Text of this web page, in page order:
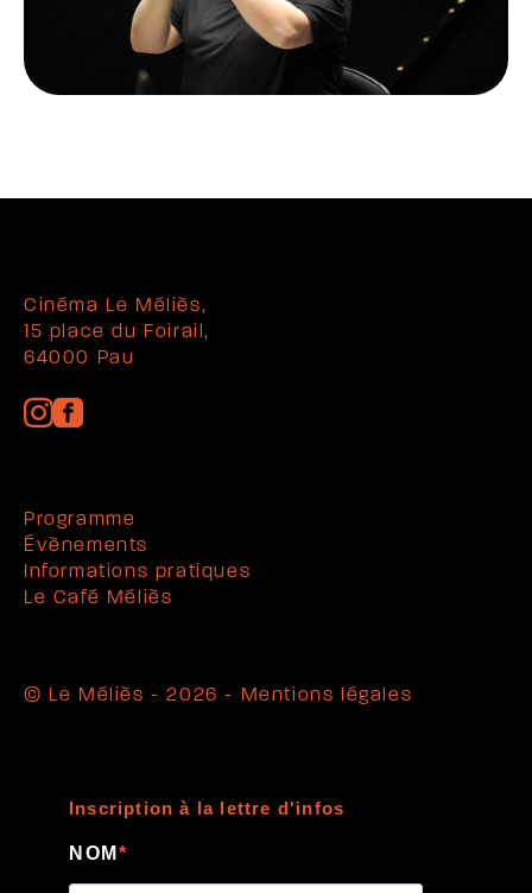
Cinéma Le Méliès,
15 place du Foirail,
64000 Pau
Programme
Évènements
Informations pratiques
Le Café Méliès
© Le Méliès - 2026 - Mentions légales
Inscription à la lettre d'infos
NOM